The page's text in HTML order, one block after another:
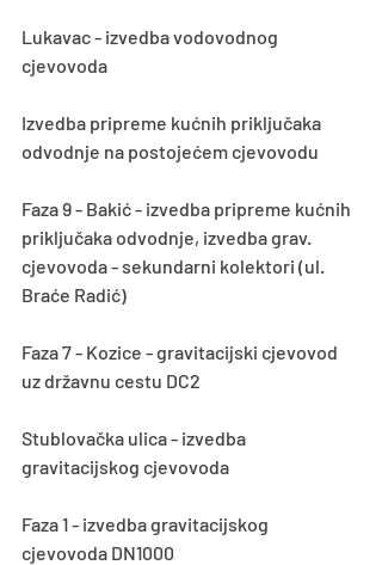
Lukavac - izvedba vodovodnog
cjevovoda
Izvedba pripreme kućnih priključaka
odvodnje na postojećem cjevovodu
Faza 9 - Bakić - izvedba pripreme kućnih
priključaka odvodnje, izvedba grav.
cjevovoda - sekundarni kolektori (ul.
Braće Radić)
Faza 7 - Kozice - gravitacijski cjevovod
uz državnu cestu DC2
Stublovačka ulica - izvedba
gravitacijskog cjevovoda
Faza 1 - izvedba gravitacijskog
cjevovoda DN1000